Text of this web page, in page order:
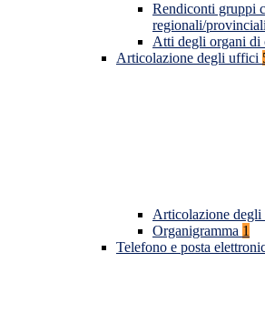
Rendiconti gruppi
regionali/provinciali
Atti degli organi di
Articolazione degli uffici
Articolazione
Organigramma 1
Telefono e posta